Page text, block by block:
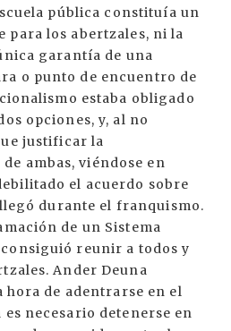
pública constituía un
para los abertzales, ni la
garantía de una
o punto de encuentro de
estaba obligado
opciones, y, al no
justificar la
ambas, viéndose en
el acuerdo sobre
durante el franquismo.
de un Sistema
reunir a todos y
Ander Deuna
hora de adentrarse en el
es necesario detenerse en